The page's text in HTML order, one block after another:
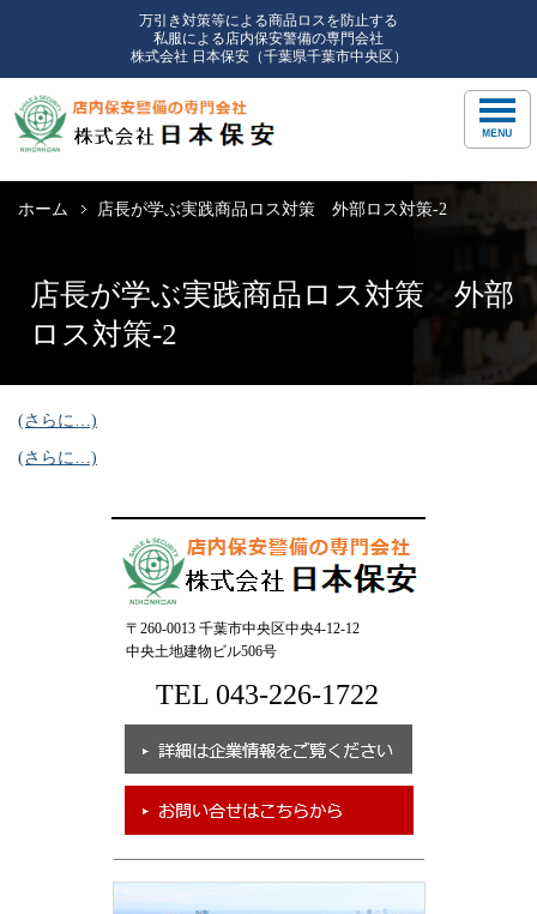
万引き対策等による商品ロスを防止する
私服による店内保安警備の専門会社
株式会社 日本保安（千葉県千葉市中央区）
ホーム 店長が学ぶ実践商品ロス対策 外部ロス対策-2
店長が学ぶ実践商品ロス対策 外部
ロス対策-2
(さらに…)
(さらに…)
〒260-0013 千葉市中央区中央4-12-12
中央土地建物ビル506号
TEL 043-226-1722